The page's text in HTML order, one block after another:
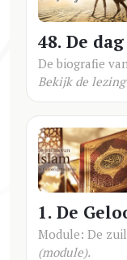
48. De
De biografie
Bekijk de
1. De
Module: De
(module).